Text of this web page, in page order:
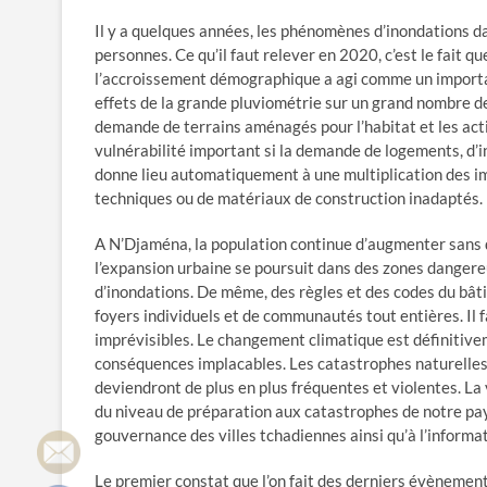
Il y a quelques années, les phénomènes
personnes. Ce qu’il faut relever en 2020, c’est le fait
l’accroissement démographique a agi comme un
effets de la grande pluviométrie sur un grand nombre
demande de terrains aménagés pour l’habitat et les
vulnérabilité important si la demande de logements,
donne lieu automatiquement à une multiplication des
techniques ou de matériaux de construction inadaptés.
A N’Djaména, la population continue d’augmenter
l’expansion urbaine se poursuit dans des zones
d’inondations. De même, des règles et des codes du
foyers individuels et de communautés tout entières. Il
imprévisibles. Le changement climatique est
conséquences implacables. Les catastrophes
deviendront de plus en plus fréquentes et violentes.
du niveau de préparation aux catastrophes de notre
gouvernance des villes tchadiennes ainsi qu’à
Le premier constat que l’on fait des derniers